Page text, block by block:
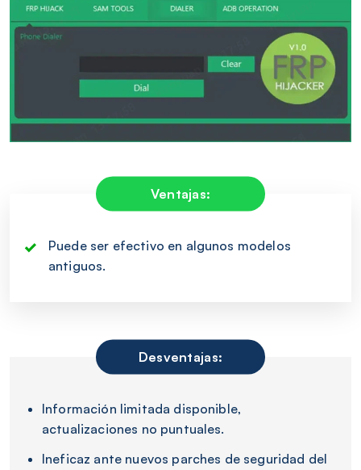
Ventajas:
Puede ser efectivo en algunos modelos
antiguos.
Desventajas:
Información limitada disponible,
actualizaciones no puntuales.
Ineficaz ante nuevos parches de seguridad del